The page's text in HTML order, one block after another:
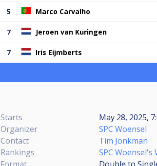
5 Marco Carvalho
7 Jeroen van Kuringen
7 Iris Eijmberts
Starts
May 28, 2025,
Organizer
SPC Woensel
Contact
Tim Jonkman
Rankings
SPC
Format
Double to